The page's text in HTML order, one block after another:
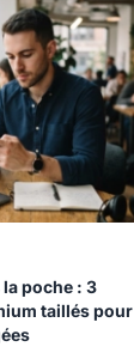
poche : 3
taillés pour